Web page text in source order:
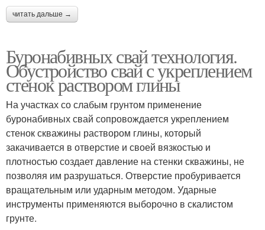
читать дальше →
Буронабивных свай технология.
Обустройство свай с укреплением
стенок раствором глины
На участках со слабым грунтом применение
буронабивных свай сопровождается укреплением
стенок скважины раствором глины, который
закачивается в отверстие и своей вязкостью и
плотностью создает давление на стенки скважины, не
позволяя им разрушаться. Отверстие пробуривается
вращательным или ударным методом. Ударные
инструменты применяются выборочно в скалистом
грунте.